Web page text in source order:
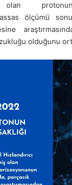
olan
ölçümü
olduğunu